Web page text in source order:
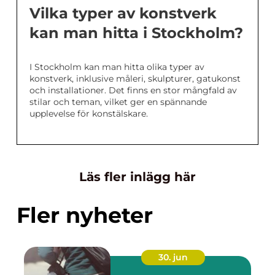
Vilka typer av konstverk
kan man hitta i Stockholm?
I Stockholm kan man hitta olika typer av
konstverk, inklusive måleri, skulpturer, gatukonst
och installationer. Det finns en stor mångfald av
stilar och teman, vilket ger en spännande
upplevelse för konstälskare.
Läs fler inlägg här
Fler nyheter
30. jun